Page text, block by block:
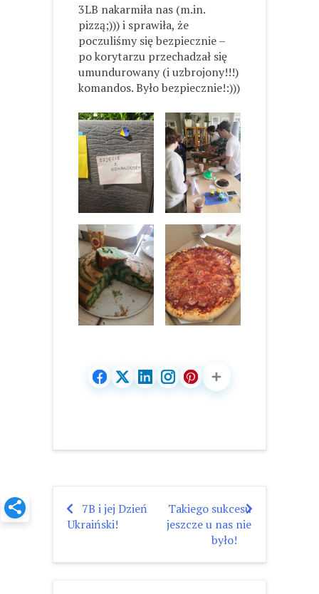
3LB nakarmiła nas (m.in.
pizzą;))) i sprawiła, że
poczuliśmy się bezpiecznie –
po korytarzu przechadzał się
umundurowany (i uzbrojony!!!)
komandos. Było bezpiecznie!:)))
Nawigacja
7B i jej Dzień
Ukraiński!
Takiego sukcesu
jeszcze u nas nie
było!